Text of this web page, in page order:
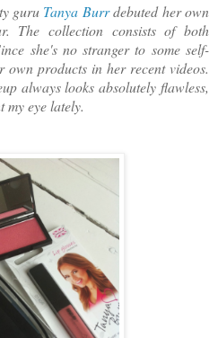
guru Tanya Burrdebuted her own
The collection consists of both
she's no stranger to some self-
own products in her recent videos.
always looks absolutely flawless,
my eye lately.